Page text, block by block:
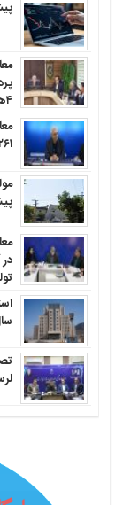
۴هزار و ۶۵۴ فقره وام ازدواج از ابتدای سال جاری
۲۶۱هزا تن گندم از